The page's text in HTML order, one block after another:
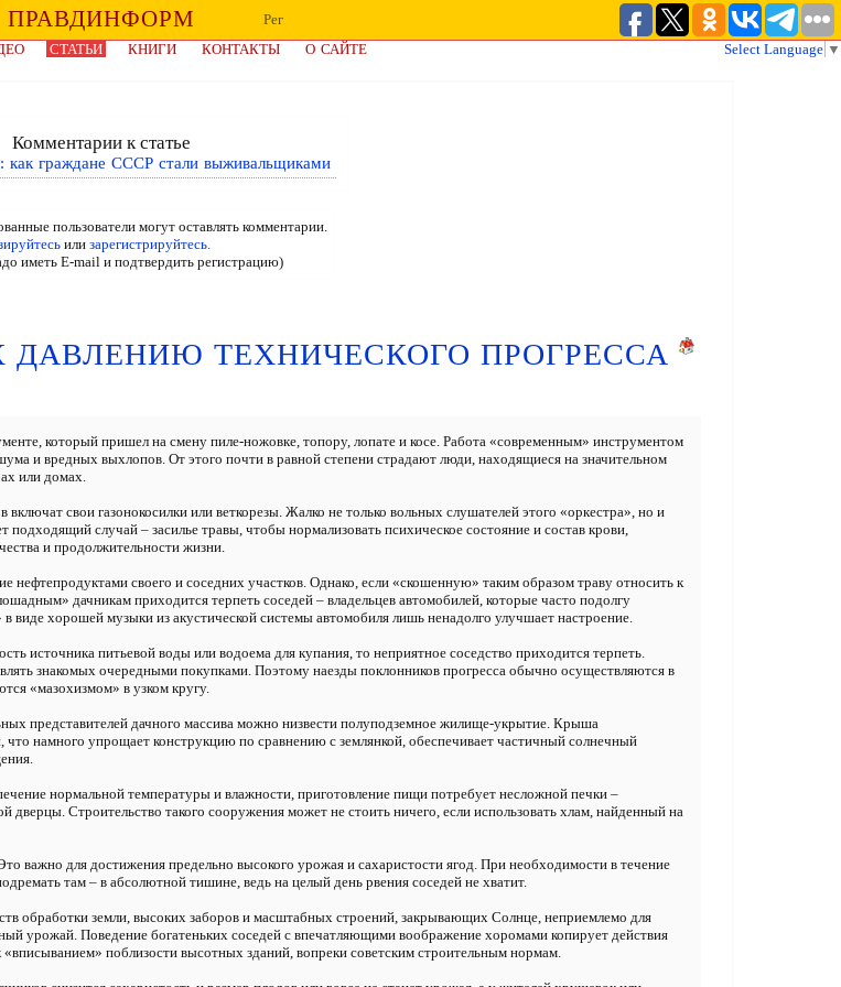
ПРАВДИНФОРМ
Рег
СТАТЬИ КНИГИ КОНТАКТЫ О САЙТЕ Select Language ▼
Комментарии к статье
как граждане СССР стали выживальщиками
пользователи могут оставлять комментарии.
или зарегистрируйтесь.
иметь E-mail и подтвердить регистрацию)
ТЕХНИЧЕСКОГО ПРОГРЕССА
который пришел на смену пиле-ножовке, топору, лопате и косе. Работа «современным» инструментом
и вредных выхлопов. От этого почти в равной степени страдают люди, находящиеся на значительном
или домах.
свои газонокосилки или веткорезы. Жалко не только вольных слушателей этого «оркестра», но и
подходящий случай – засилье травы, чтобы нормализовать психическое состояние и состав крови,
и продолжительности жизни.
нефтепродуктами своего и соседних участков. Однако, если «скошенную» таким образом траву относить к
дачникам приходится терпеть соседей – владельцев автомобилей, которые часто подолгу
виде хорошей музыки из акустической системы автомобиля лишь ненадолго улучшает настроение.
источника питьевой воды или водоема для купания, то неприятное соседство приходится терпеть.
знакомых очередными покупками. Поэтому наезды поклонников прогресса обычно осуществляются в
«мазохизмом» в узком кругу.
представителей дачного массива можно низвести полуподземное жилище-укрытие. Крыша
намного упрощает конструкцию по сравнению с землянкой, обеспечивает частичный солнечный
нормальной температуры и влажности, приготовление пищи потребует несложной печки –
дверцы. Строительство такого сооружения может не стоить ничего, если использовать хлам, найденный на
важно для достижения предельно высокого урожая и сахаристости ягод. При необходимости в течение
там – в абсолютной тишине, ведь на целый день рвения соседей не хватит.
обработки земли, высоких заборов и масштабных строений, закрывающих Солнце, неприемлемо для
урожай. Поведение богатеньких соседей с впечатляющими воображение хоромами копирует действия
поблизости высотных зданий, вопреки советским строительным нормам.